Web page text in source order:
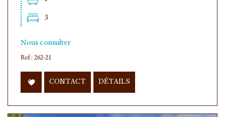
3
Nous consulter
Ref : 262-21
CONTACT DÉTAILS